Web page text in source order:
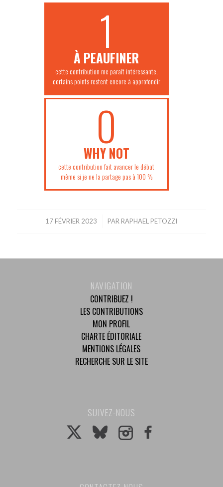
1
À PEAUFINER
cette contribution me paraît intéressante,
certains points restent encore à approfondir
0
WHY NOT
cette contribution fait avancer le débat
même si je ne la partage pas à 100 %
17 FÉVRIER 2023
/ PAR RAPHAEL PETOZZI
NAVIGATION
CONTRIBUEZ !
LES CONTRIBUTIONS
MON PROFIL
CHARTE ÉDITORIALE
MENTIONS LÉGALES
RECHERCHE SUR LE SITE
SUIVEZ-NOUS